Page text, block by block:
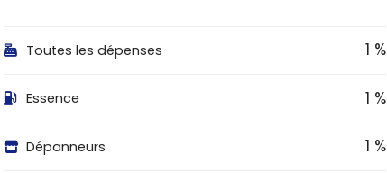
Toutes les dépenses 1 %
Essence 1 %
Dépanneurs 1 %